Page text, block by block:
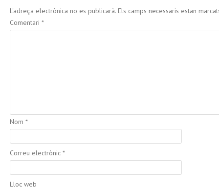
L'adreça electrònica no es publicarà. Els camps necessaris estan
Comentari *
Nom *
Correu electrònic *
Lloc web